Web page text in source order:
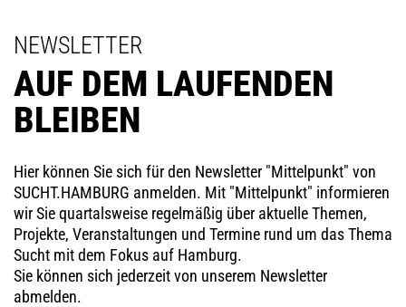
NEWSLETTER
AUF DEM LAUFENDEN
BLEIBEN
Hier können Sie sich für den Newsletter "Mittelpunkt" von
SUCHT.HAMBURG anmelden. Mit "Mittelpunkt" informieren
wir Sie quartalsweise regelmäßig über aktuelle Themen,
Projekte, Veranstaltungen und Termine rund um das Thema
Sucht mit dem Fokus auf Hamburg.
Sie können sich jederzeit von unserem Newsletter
abmelden.